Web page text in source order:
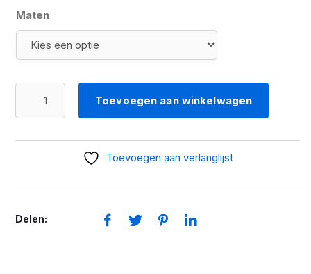
Maten
Toevoegen aan winkelwagen
Toevoegen aan verlanglijst
Delen: